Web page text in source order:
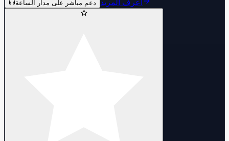
دعم مباشر على مدار الساعة اعرف المزيد